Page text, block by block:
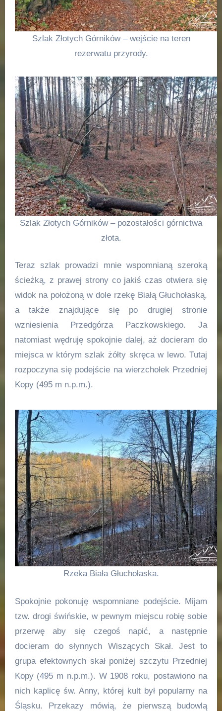
Szlak Złotych Górników – wejście na teren
rezerwatu przyrody.
Szlak Złotych Górników – pozostałości górnictwa
złota.
Teraz szlak prowadzi mnie wspomnianą szeroką
ścieżką, z prawej strony co jakiś czas otwiera się
widok na położoną w dole rzekę Białą Głuchołaską,
a także znajdujące się po drugiej stronie
wzniesienia Przedgórza Paczkowskiego. Ja
natomiast wędruję spokojnie dalej, aż docieram do
miejsca w którym szlak żółty skręca w lewo. Tutaj
rozpoczyna się podejście na wierzchołek Przedniej
Kopy (495 m n.p.m.).
Rzeka Biała Głuchołaska.
Spokojnie pokonuję wspomniane podejście. Mijam
tzw. drogi świńskie, w pewnym miejscu robię sobie
przerwę aby się czegoś napić, a następnie
docieram do słynnych Wiszących Skał. Jest to
grupa efektownych skał poniżej szczytu Przedniej
Kopy (495 m n.p.m.). W 1908 roku, postawiono na
nich kaplicę św. Anny, której kult był popularny na
Śląsku. Przekazy mówią, że pierwszą budowlą